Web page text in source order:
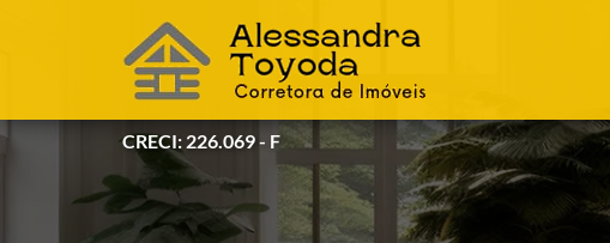
CRECI: 226.069 - F